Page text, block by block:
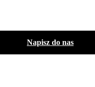
Napisz do nas